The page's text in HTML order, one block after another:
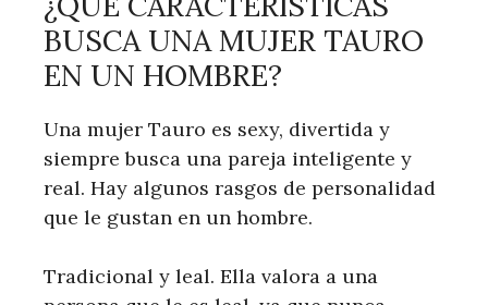
BUSCA UNA MUJER TAURO
EN UN HOMBRE?
Una mujer Tauro es sexy, divertida y
siempre busca una pareja inteligente y
real. Hay algunos rasgos de personalidad
que le gustan en un hombre.
Tradicional y leal. Ella valora a una